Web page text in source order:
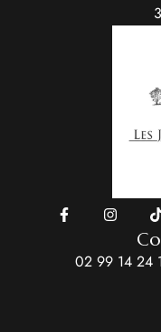
02 99 14 24